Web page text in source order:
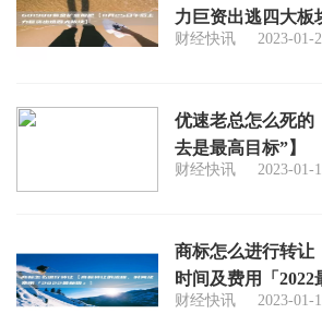
力巨资出逃四大板
财经快讯 2023-01-
优速老总怎么死的
去是最高目标”】
财经快讯 2023-01-
商标怎么进行转让
时间及费用「2022
财经快讯 2023-01-